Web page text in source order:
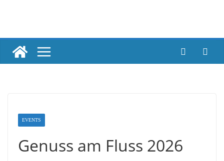
EVENTS
Genuss am Fluss 2026